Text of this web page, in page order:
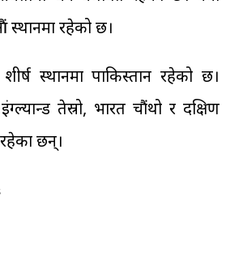
स्थानमा रहेको छ।
शीर्ष स्थानमा पाकिस्तान रहेको छ।
तेस्रो, भारत चौंथो र दक्षिण
छन्।